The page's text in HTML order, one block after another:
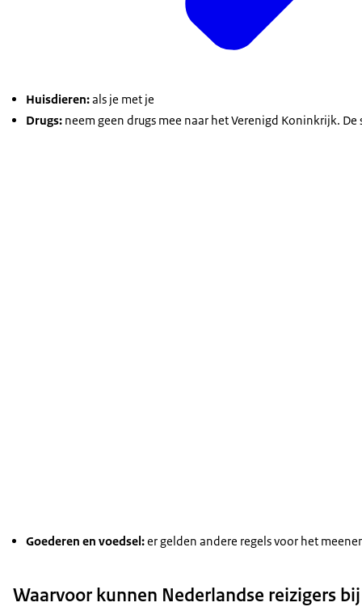
Huisdieren:als je met je
Drugs: neem geen drugs mee naar het Verenigd Koninkrijk.
Goederen en voedsel:er gelden andere regels voor het
Waarvoor kunnen Nederlandse reizigers